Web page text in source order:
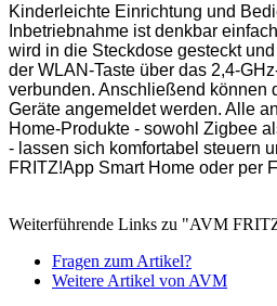
Kinderleichte Einrichtung und
Inbetriebnahme ist denkbar
wird in die Steckdose gesteckt
der WLAN-Taste über das 2,4-
verbunden. Anschließend können
Geräte angemeldet werden. Alle
Home-Produkte - sowohl Zigbee
- lassen sich komfortabel steuern
FRITZ!App Smart Home oder per
Weiterführende Links zu "AVM
Fragen zum Artikel?
Weitere Artikel von AVM